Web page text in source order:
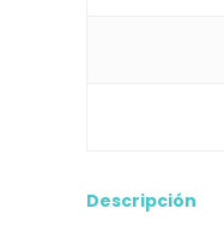
Descripción